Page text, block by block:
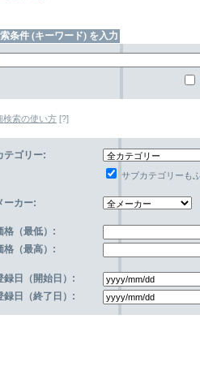
条件 (キーワード) を入力してください
検索の使い方 [?]
テゴリー:
サブカテゴリーも
ーカー:
格（最低）:
格（最高）:
録日（開始日）:
録日（終了日）: